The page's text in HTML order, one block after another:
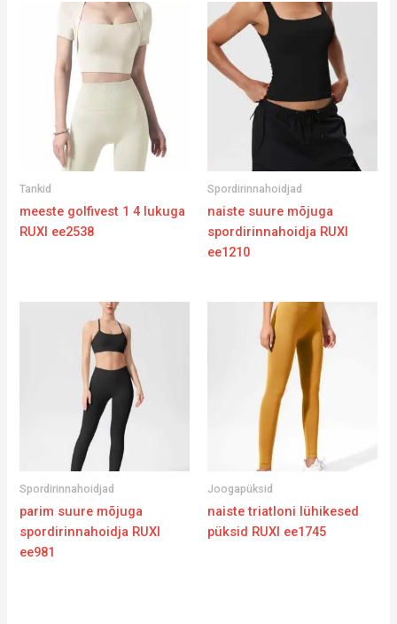
Tankid
meeste golfivest 1 4 lukuga
RUXI ee2538
Spordirinnahoidjad
naiste suure mõjuga
spordirinnahoidja RUXI
ee1210
Spordirinnahoidjad
parim suure mõjuga
spordirinnahoidja RUXI
ee981
Joogapüksid
naiste triatloni lühikesed
püksid RUXI ee1745